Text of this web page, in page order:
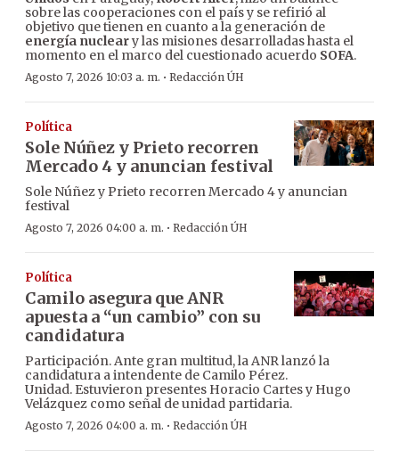
sobre las cooperaciones con el país y se refirió al
objetivo que tienen en cuanto a la generación de
energía nucleary las misiones desarrolladas hasta el
momento en el marco del cuestionado acuerdo SOFA.
Agosto 7, 2026 10:03 a. m. · Redacción ÚH
Política
Sole Núñez y Prieto recorren
Mercado 4 y anuncian festival
Sole Núñez y Prieto recorren Mercado 4 y anuncian
festival
Agosto 7, 2026 04:00 a. m. · Redacción ÚH
Política
Camilo asegura que ANR
apuesta a “un cambio” con su
candidatura
Participación. Ante gran multitud, la ANR lanzó la
candidatura a intendente de Camilo Pérez.
Unidad. Estuvieron presentes Horacio Cartes y Hugo
Velázquez como señal de unidad partidaria.
Agosto 7, 2026 04:00 a. m. · Redacción ÚH